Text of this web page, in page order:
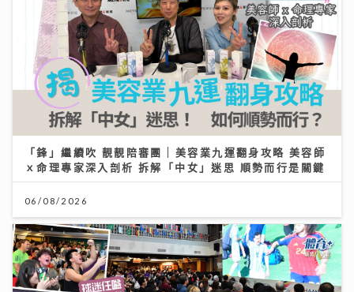
「鋒」繼續吹 靚靚陪審團 | 美容業九運翻身攻略 美容師
ｘ命理專家深入剖析 拆解「中女」迷思 順勢而行是關鍵
06/08/2026